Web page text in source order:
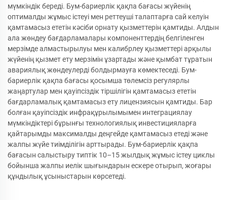
мүмкіндік береді. Бум-бариерлік қақпа бағасы жүйенің
оптималды жұмыс істеуі мен реттеуші талаптарға сай келуін
қамтамасыз ететін кәсіби орнату қызметтерін қамтиды. Алдын
ала жөндеу бағдарламалары компоненттердің белгіленген
мерзімде алмастырылуы мен калибрлеу қызметтері арқылы
жүйенің қызмет ету мерзімін ұзартады және қымбат тұратын
авариялық жөндеулерді болдырмауға көмектеседі. Бум-
бариерлік қақпа бағасы қосымша төлемсіз регулярлы
жаңартулар мен қауіпсіздік тіршілігін қамтамасыз ететін
бағдарламалық қамтамасыз ету лицензиясын қамтиды. Бар
болған қауіпсіздік инфрақұрылымымен интеграциялау
мүмкіндіктері бұрынғы технологиялық инвестицияларға
қайтарымды максималды деңгейде қамтамасыз етеді және
жалпы жүйе тиімділігін арттырады. Бум-бариерлік қақпа
бағасын салыстыру типтік 10–15 жылдық жұмыс істеу циклы
бойынша жалпы иелік шығындарын ескере отырып, жоғары
құндылық ұсыныстарын көрсетеді.